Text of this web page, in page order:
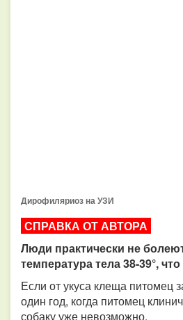
Дирофиляриоз на УЗИ
СПРАВКА ОТ АВТОРА
Люди практически не
температура тела 38-39°,
Если от укуса клеща питомец
один год, когда питомец
собаку уже невозможно.